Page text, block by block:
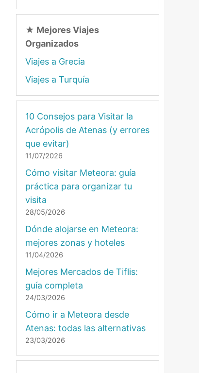
★ Mejores Viajes
Organizados
Viajes a Grecia
Viajes a Turquía
10 Consejos para Visitar la
Acrópolis de Atenas (y errores
que evitar)
11/07/2026
Cómo visitar Meteora: guía
práctica para organizar tu
visita
28/05/2026
Dónde alojarse en Meteora:
mejores zonas y hoteles
11/04/2026
Mejores Mercados de Tiflis:
guía completa
24/03/2026
Cómo ir a Meteora desde
Atenas: todas las alternativas
23/03/2026